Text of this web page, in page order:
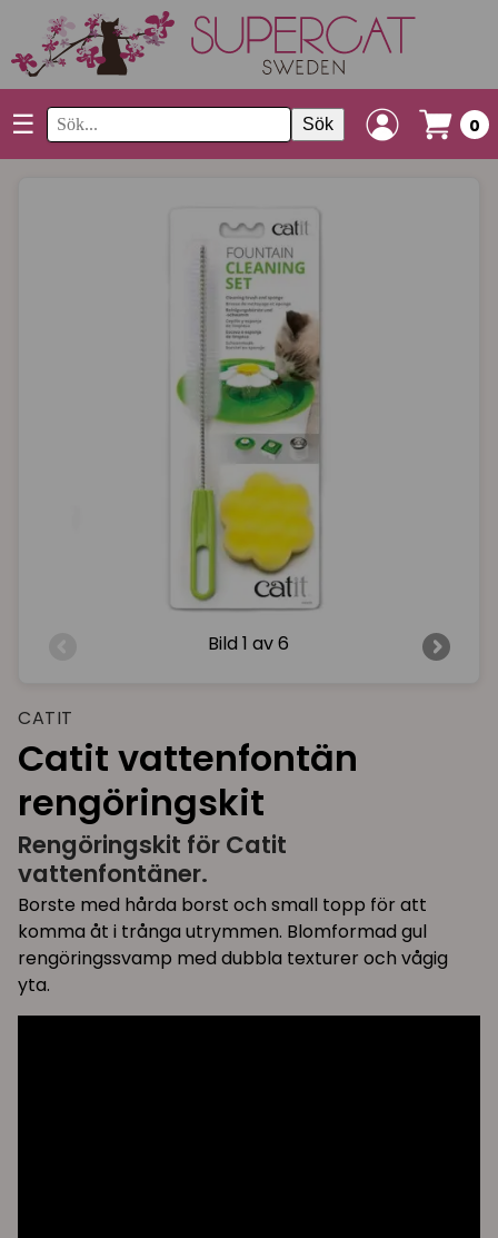
☰ Sök 0
Bild1 av 6
CATIT
Catit vattenfontän
rengöringskit
Rengöringskit för Catit
vattenfontäner.
Borste med hårda borst och small topp för att
komma åt i trånga utrymmen. Blomformad gul
rengöringssvamp med dubbla texturer och vågig
yta.